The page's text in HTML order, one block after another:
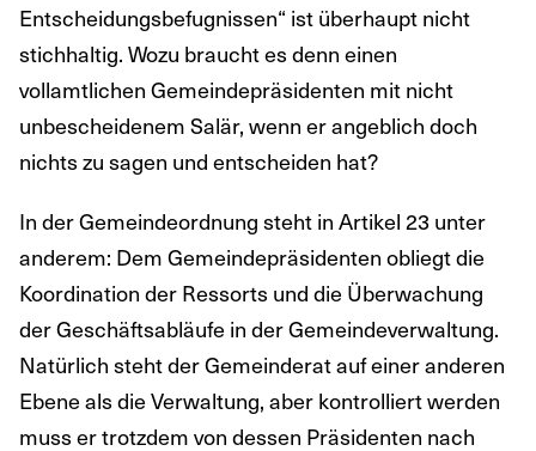
Entscheidungsbefugnissen“ ist überhaupt nicht
stichhaltig. Wozu braucht es denn einen
vollamtlichen Gemeindepräsidenten mit nicht
unbescheidenem Salär, wenn er angeblich doch
nichts zu sagen und entscheiden hat?
In der Gemeindeordnung steht in Artikel 23 unter
anderem: Dem Gemeindepräsidenten obliegt die
Koordination der Ressorts und die Überwachung
der Geschäftsabläufe in der Gemeindeverwaltung.
Natürlich steht der Gemeinderat auf einer anderen
Ebene als die Verwaltung, aber kontrolliert werden
muss er trotzdem von dessen Präsidenten nach